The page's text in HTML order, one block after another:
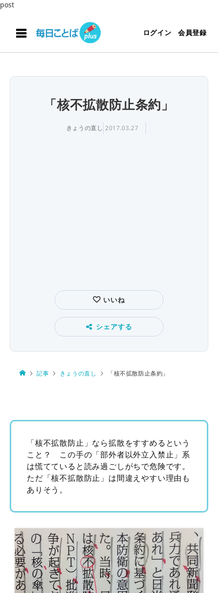
post
ログイン 会員登録
「核不拡散防止条約」
きょうの直し 2017.03.27
いいね
シェアする
記事 きょうの直し 「核不拡散防止条約」
「核不拡散防止」なら拡散をすすめるという
こと？ この手の「部外者以外立入禁止」系
は慌てていると読み過ごしがちで危険です。
ただ「核不拡散防止」は間違えやすい理由も
ありそう。